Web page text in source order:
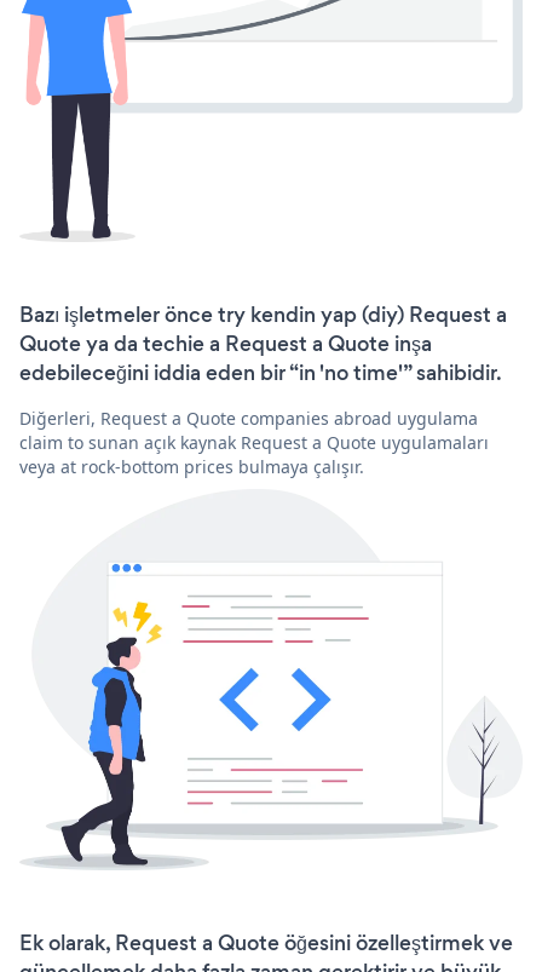
Bazı işletmeler önce try kendin yap (diy) Request a
Quote ya da techie a Request a Quote inşa
edebileceğini iddia eden bir “in 'no time'” sahibidir.
Diğerleri, Request a Quote companies abroad uygulama
claim to sunan açık kaynak Request a Quote uygulamaları
veya at rock-bottom prices bulmaya çalışır.
Ek olarak, Request a Quote öğesini özelleştirmek ve